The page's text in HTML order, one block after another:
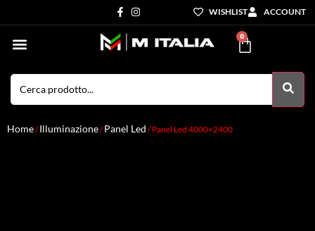
WISHLIST ACCOUNT
0
Home/Illuminazione/Panel Led / Panel Led 4000×2400